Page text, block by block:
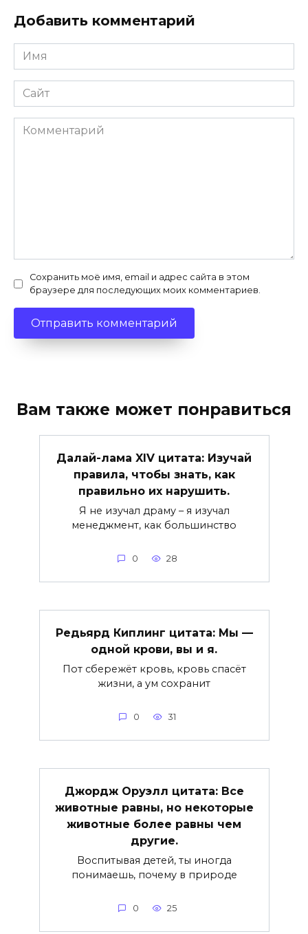
Добавить комментарий
Имя
*
Сайт
Комментарий
Сохранить моё имя, email и адрес сайта в этом
браузере для последующих моих комментариев.
Вам также может понравиться
Далай-лама XIV цитата: Изучай
правила, чтобы знать, как
правильно их нарушить.
Я не изучал драму – я изучал
менеджмент, как большинство
0 28
Редьярд Киплинг цитата: Мы —
одной крови, вы и я.
Пот сбережёт кровь, кровь спасёт
жизни, а ум сохранит
0 31
Джордж Оруэлл цитата: Все
животные равны, но некоторые
животные более равны чем
другие.
Воспитывая детей, ты иногда
понимаешь, почему в природе
0 25